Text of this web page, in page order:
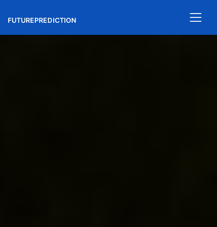
FUTUREPREDICTION